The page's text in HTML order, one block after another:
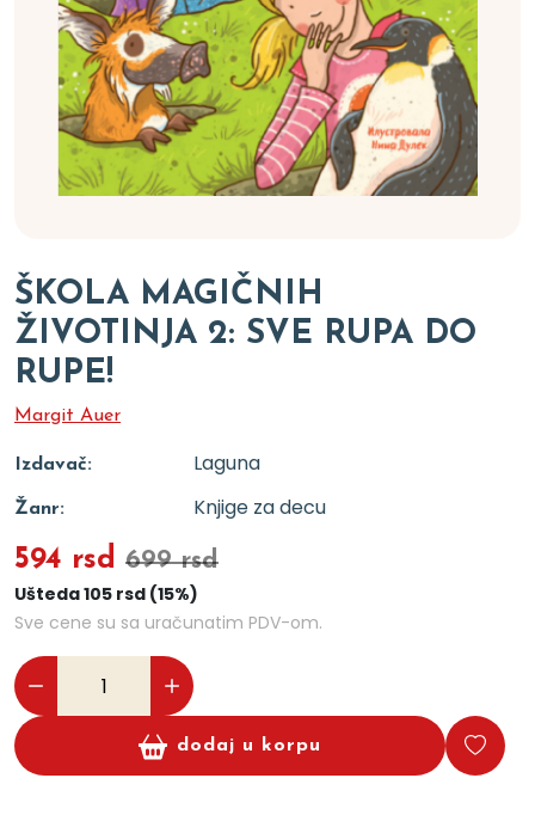
ŠKOLA MAGIČNIH
ŽIVOTINJA 2: SVE RUPA DO
RUPE!
Margit Auer
Izdavač: Laguna
Žanr: Knjige za decu
594 rsd 699 rsd
Ušteda 105 rsd (15%)
Sve cene su sa uračunatim PDV-om.
dodaj u korpu